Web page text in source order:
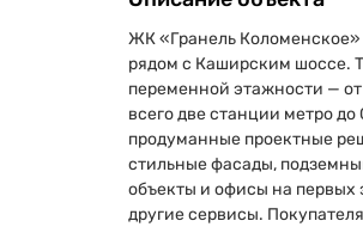
ЖК «Гранель Коломенское»
рядом с Каширским шоссе.
переменной этажности —
всего две станции метро
продуманные проектные
стильные фасады,
объекты и офисы на первых
другие сервисы.